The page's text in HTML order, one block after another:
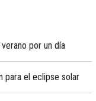
por un día
para el eclipse solar